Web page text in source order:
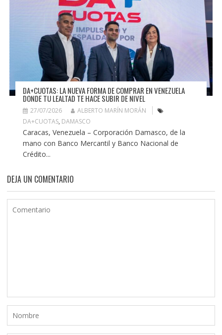
DA+CUOTAS: LA NUEVA FORMA DE COMPRAR EN VENEZUELA
DONDE TU LEALTAD TE HACE SUBIR DE NIVEL
27/07/2026
ALBERTO MARÍN MORÁN
DA+CUOTAS, DAMASCO
Caracas, Venezuela – Corporación Damasco, de la
mano con Banco Mercantil y Banco Nacional de
Crédito...
DEJA UN COMENTARIO